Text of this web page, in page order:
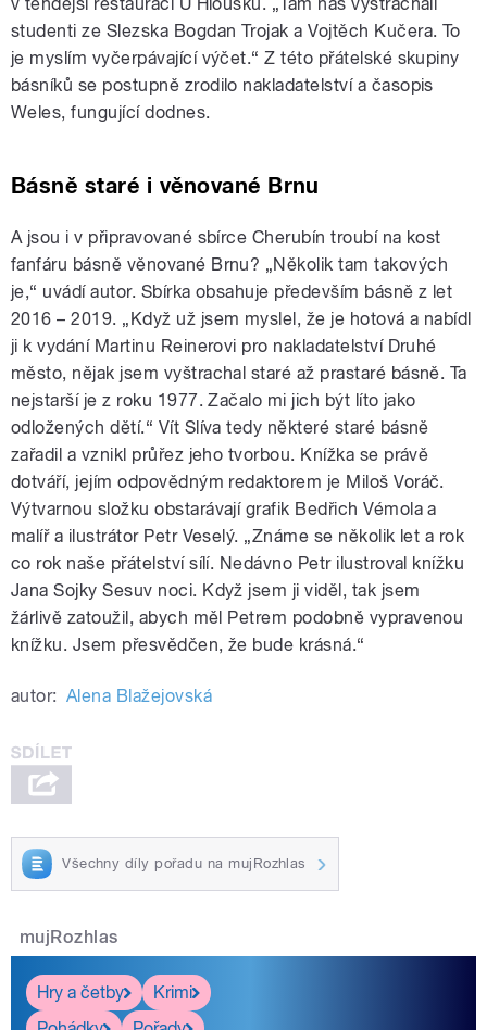
v tehdejší restauraci U Hloušků. „Tam nás vyštrachali
studenti ze Slezska Bogdan Trojak a Vojtěch Kučera. To
je myslím vyčerpávající výčet.“ Z této přátelské skupiny
básníků se postupně zrodilo nakladatelství a časopis
Weles, fungující dodnes.
Básně staré i věnované Brnu
A jsou i v připravované sbírce Cherubín troubí na kost
fanfáru básně věnované Brnu? „Několik tam takových
je,“ uvádí autor. Sbírka obsahuje především básně z let
2016 – 2019. „Když už jsem myslel, že je hotová a nabídl
ji k vydání Martinu Reinerovi pro nakladatelství Druhé
město, nějak jsem vyštrachal staré až prastaré básně. Ta
nejstarší je z roku 1977. Začalo mi jich být líto jako
odložených dětí.“ Vít Slíva tedy některé staré básně
zařadil a vznikl průřez jeho tvorbou. Knížka se právě
dotváří, jejím odpovědným redaktorem je Miloš Voráč.
Výtvarnou složku obstarávají grafik Bedřich Vémola a
malíř a ilustrátor Petr Veselý. „Známe se několik let a rok
co rok naše přátelství sílí. Nedávno Petr ilustroval knížku
Jana Sojky Sesuv noci. Když jsem ji viděl, tak jsem
žárlivě zatoužil, abych měl Petrem podobně vypravenou
knížku. Jsem přesvědčen, že bude krásná.“
autor: Alena Blažejovská
Všechny díly pořadu na mujRozhlas
mujRozhlas
Hry a četby
Krimi